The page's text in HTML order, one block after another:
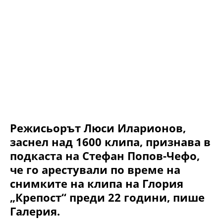
Режисьорът Люси Иларионов,
заснел над 1600 клипа, признава в
подкаста на Стефан Попов-Чефо,
че го арестували по време на
снимките на клипа на Глория
„Крепост“ преди 22 години, пише
Галерия.